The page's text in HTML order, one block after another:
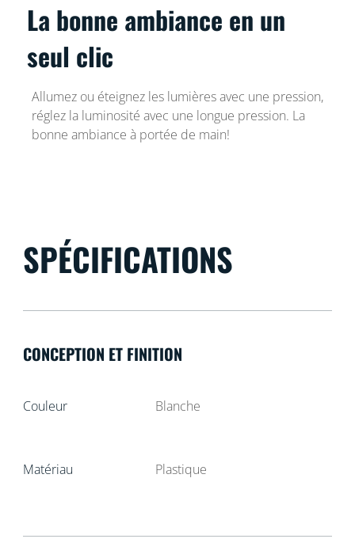
La bonne ambiance en un
seul clic
Allumez ou éteignez les lumières avec une pression,
réglez la luminosité avec une longue pression. La
bonne ambiance à portée de main!
SPÉCIFICATIONS
CONCEPTION ET FINITION
Couleur Blanche
Matériau Plastique